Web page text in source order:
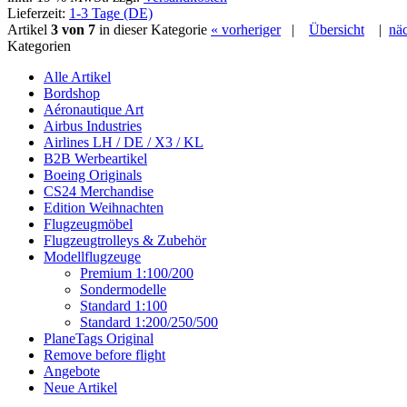
Lieferzeit: 1-3 Tage (DE)
Artikel 3 von 7 in dieser Kategorie « vorheriger| Übersicht|
Kategorien
Alle Artikel
Bordshop
Aéronautique Art
Airbus Industries
Airlines LH / DE / X3 / KL
B2B Werbeartikel
Boeing Originals
CS24 Merchandise
Edition Weihnachten
Flugzeugmöbel
Flugzeugtrolleys & Zubehör
Modellflugzeuge
Premium 1:100/200
Sondermodelle
Standard 1:100
Standard 1:200/250/500
PlaneTags Original
Remove before flight
Angebote
Neue Artikel